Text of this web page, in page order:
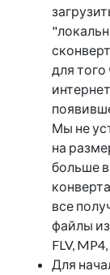
для
Мы не
на
больше
все
файлы из
FLV,
Для